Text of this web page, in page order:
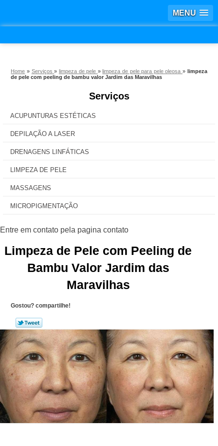
MENU
Home » Serviços» limpeza de pele »limpeza de pele para pele oleosa» limpeza
de pele com peeling de bambu valor Jardim das Maravilhas
Serviços
ACUPUNTURAS ESTÉTICAS
DEPILAÇÃO A LASER
DRENAGENS LINFÁTICAS
LIMPEZA DE PELE
MASSAGENS
MICROPIGMENTAÇÃO
Limpeza de Pele com Peeling de
Bambu Valor Jardim das
Maravilhas
Gostou? compartilhe!